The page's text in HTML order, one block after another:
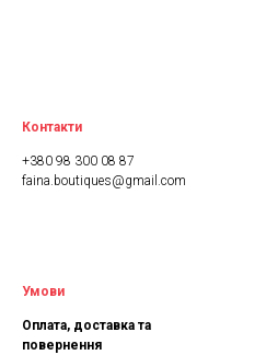
Контакти
+380 98 300 08 87
faina.boutiques@gmail.com
Умови
Оплата, доставка та
повернення